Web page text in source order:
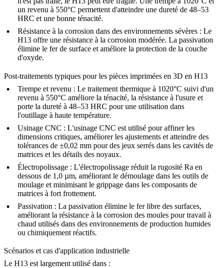
un revenu à 550°C permettent d'atteindre une dureté de 48–53
HRC et une bonne ténacité.
Résistance à la corrosion dans des environnements sévères : Le
H13 offre une résistance à la corrosion modérée. La passivation
élimine le fer de surface et améliore la protection de la couche
d'oxyde.
Post-traitements typiques pour les pièces imprimées en 3D en H13
Trempe et revenu : Le traitement thermique à 1020°C suivi d'un
revenu à 550°C améliore la ténacité, la résistance à l'usure et
porte la dureté à 48–53 HRC pour une utilisation dans
l'outillage à haute température.
Usinage CNC : L'usinage CNC est utilisé pour affiner les
dimensions critiques, améliorer les ajustements et atteindre des
tolérances de ±0,02 mm pour des jeux serrés dans les cavités de
matrices et les détails des noyaux.
Électropolissage : L'électropolissage réduit la rugosité Ra en
dessous de 1,0 µm, améliorant le démoulage dans les outils de
moulage et minimisant le grippage dans les composants de
matrices à fort frottement.
Passivation : La passivation élimine le fer libre des surfaces,
améliorant la résistance à la corrosion des moules pour travail à
chaud utilisés dans des environnements de production humides
ou chimiquement réactifs.
Scénarios et cas d'application industrielle
Le H13 est largement utilisé dans :